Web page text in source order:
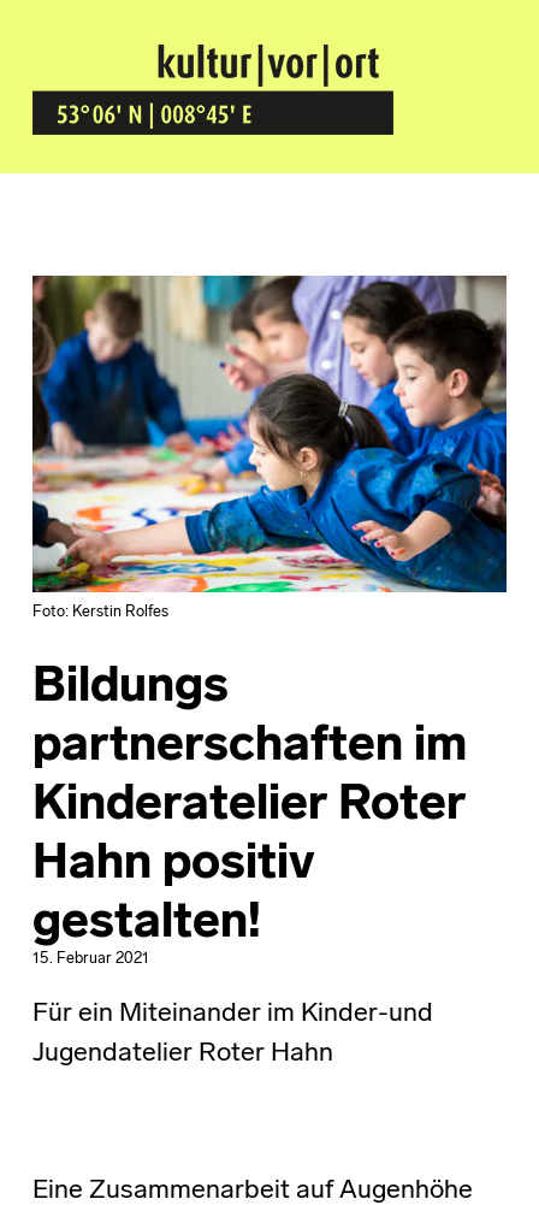
Kultur Vor Ort
BREMEN GRÖPELINGEN
Foto: Kerstin Rolfes
Bildungs
partnerschaften im
Kinderatelier Roter
Hahn positiv
gestalten!
15. Februar 2021
Für ein Miteinander im Kinder-und
Jugendatelier Roter Hahn
Eine Zusammenarbeit auf Augenhöhe